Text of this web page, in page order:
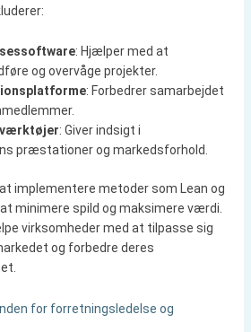
: Hjælper med at
og overvåge projekter.
: Forbedrer samarbejdet
: Giver indsigt i
præstationer og markedsforhold.
implementere metoder som Lean og
minimere spild og maksimere værdi.
virksomheder med at tilpasse sig
og forbedre deres
for forretningsledelse og